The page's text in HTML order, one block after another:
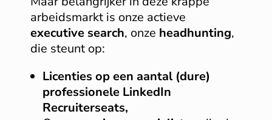
arbeidsmarkt is onze actieve
executive search, onze headhunting,
die steunt op:
Licenties op een aantal (dure)
professionele LinkedIn
Recruiterseats,